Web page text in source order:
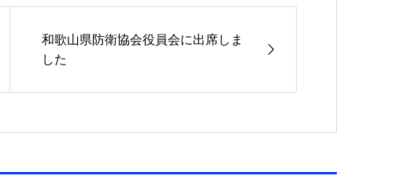
和歌山県防衛協会役員会に出席しま
した